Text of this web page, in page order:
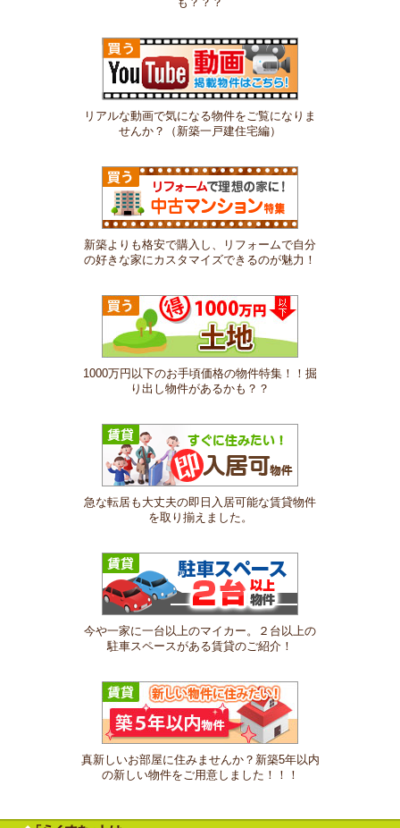
リアルな動画で気になる物件をご覧になりま
せんか？（新築一戸建住宅編）
新築よりも格安で購入し、リフォームで自分
の好きな家にカスタマイズできるのが魅力！
1000万円以下のお手頃価格の物件特集！！掘
り出し物件があるかも？？
急な転居も大丈夫の即日入居可能な賃貸物件
を取り揃えました。
今や一家に一台以上のマイカー。２台以上の
駐車スペースがある賃貸のご紹介！
真新しいお部屋に住みませんか？新築5年以内
の新しい物件をご用意しました！！！